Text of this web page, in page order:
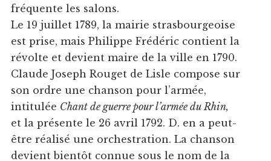
fréquente les salons.
Le 19 juillet 1789, la mairie strasbourgeoise
est prise, mais Philippe Frédéric contient la
révolte et devient maire de la ville en 1790.
Claude Joseph Rouget de Lisle compose sur
son ordre une chanson pour l’armée,
intitulée Chant de guerre pour l’armée du Rhin,
et la présente le 26 avril 1792. D. en a peut-
être réalisé une orchestration. La chanson
devient bientôt connue sous le nom de la